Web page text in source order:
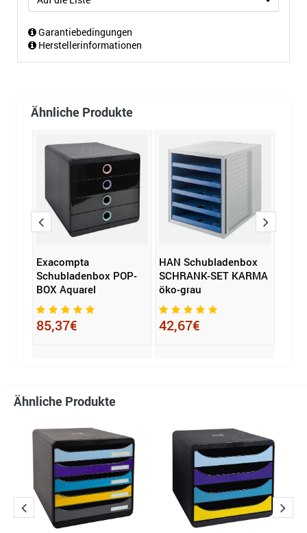
Garantiebedingungen
Herstellerinformationen
Ähnliche Produkte
Exacompta
Schubladenbox POP-
BOX Aquarel
85,37€
HAN Schubladenbox
SCHRANK-SET KARMA
öko-grau
42,67€
Ähnliche Produkte